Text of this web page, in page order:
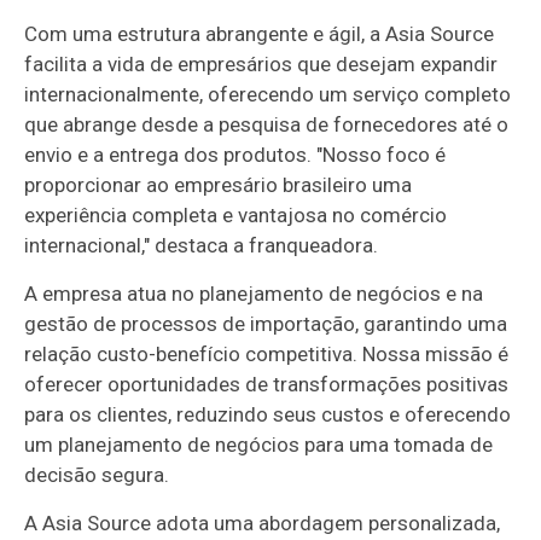
Com uma estrutura abrangente e ágil, a Asia Source
facilita a vida de empresários que desejam expandir
internacionalmente, oferecendo um serviço completo
que abrange desde a pesquisa de fornecedores até o
envio e a entrega dos produtos. "Nosso foco é
proporcionar ao empresário brasileiro uma
experiência completa e vantajosa no comércio
internacional," destaca a franqueadora.
A empresa atua no planejamento de negócios e na
gestão de processos de importação, garantindo uma
relação custo-benefício competitiva. Nossa missão é
oferecer oportunidades de transformações positivas
para os clientes, reduzindo seus custos e oferecendo
um planejamento de negócios para uma tomada de
decisão segura.
A Asia Source adota uma abordagem personalizada,